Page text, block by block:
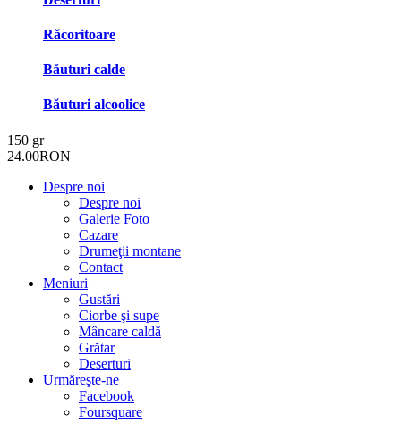
Răcoritoare
Băuturi calde
Băuturi alcoolice
150 gr
24.00RON
Despre noi
Despre noi
Galerie Foto
Cazare
Drumeţii montane
Contact
Meniuri
Gustări
Ciorbe şi supe
Mâncare caldă
Grătar
Deserturi
Urmăreşte-ne
Facebook
Foursquare